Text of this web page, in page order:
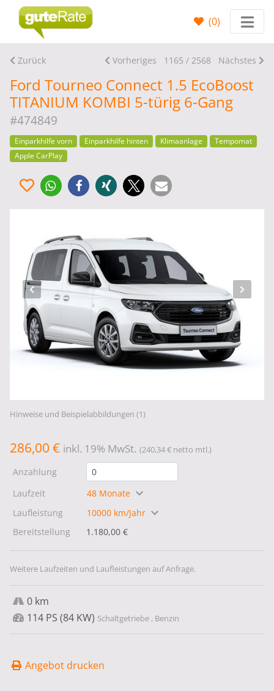
(0)
Zurück Vorheriges 1165 / 2568 Nächstes
Ford Tourneo Connect 1.5 EcoBoost
TITANIUM KOMBI 5-türig 6-Gang
#474849
Einparkhilfe vorn Einparkhilfe hinten Klimaanlage
Tempomat
Apple CarPlay
Hinweise und Beispielabbildungen (1)
286,00 € inkl. 19% MwSt. (240,34 € netto mtl.)
Anzahlung
Laufzeit
48 Monate
Laufleistung
10000 km/Jahr
Bereitstellung
1.180,00 €
Weitere Laufzeiten und Laufleistungen auf Anfrage.
0 km
114 PS (84 KW) Schaltgetriebe , Benzin
Angebot drucken